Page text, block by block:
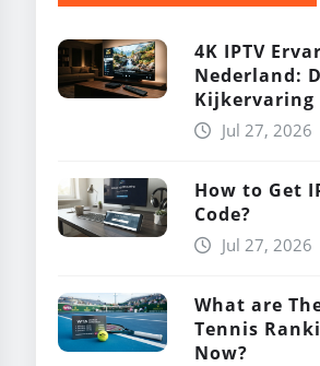
4K IPTV
Nederland:
Kijkervaring
Jul 27, 2026
How to Get
Code?
Jul 27, 2026
What are
Tennis
Now?